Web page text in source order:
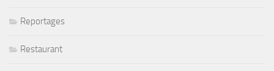
Reportages
Restaurant